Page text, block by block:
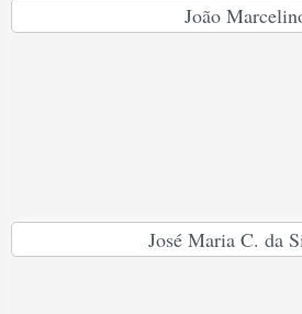
João
José Maria C. da